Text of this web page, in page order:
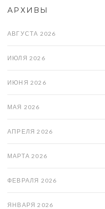
АРХИВЫ
АВГУСТА 2026
ИЮЛЯ 2026
ИЮНЯ 2026
МАЯ 2026
АПРЕЛЯ 2026
МАРТА 2026
ФЕВРАЛЯ 2026
ЯНВАРЯ 2026